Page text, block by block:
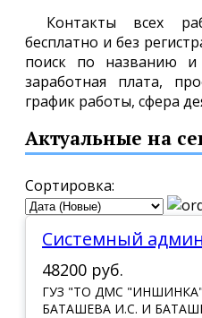
Контакты всех
бесплатно и без
поиск по названию и
заработная плата,
график работы, сфера
Актуальные на
Сортировка:
Системный
48200 руб.
ГУЗ "ТО ДМС
БАТАШЕВА И.С. И